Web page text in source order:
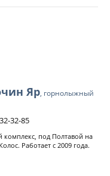
Яр, горнолыжный
32-85
под Полтавой на
Работает с 2009 года.